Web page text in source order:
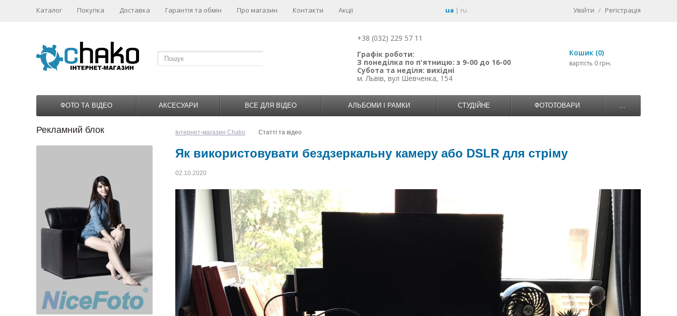
Каталог Покупка Доставка Гарантія та обмін Про магазин Контакти Акції ua | ru Увійти / Регістрація
+38 (032) 229 57 11
Графік роботи:
З понеділка по п'ятницю: з 9-00 до 16-00
Субота та неділя: вихідні
м. Львів, вул Шевченка, 154
Кошик (0)
вартість 0 грн.
ФОТО ТА ВІДЕО АКСЕСУАРИ ВСЕ ДЛЯ ВІДЕО АЛЬБОМИ І РАМКИ СТУДІЙНЕ ФОТОТОВАРИ ...
1 2 3 4
Рекламний блок Інтернет-магазин Chako Статті та відео
Як використовувати бездзеркальну камеру або DSLR для стріму
02.10.2020